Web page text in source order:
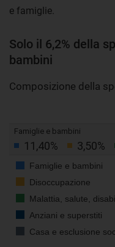
e famiglie.
Solo il 6,2% della
bambini
Composizione della